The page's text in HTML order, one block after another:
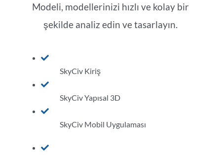
Modeli, modellerinizi hızlı ve kolay bir
şekilde analiz edin ve tasarlayın.
SkyCiv Kiriş
SkyCiv Yapısal 3D
SkyCiv Mobil Uygulaması